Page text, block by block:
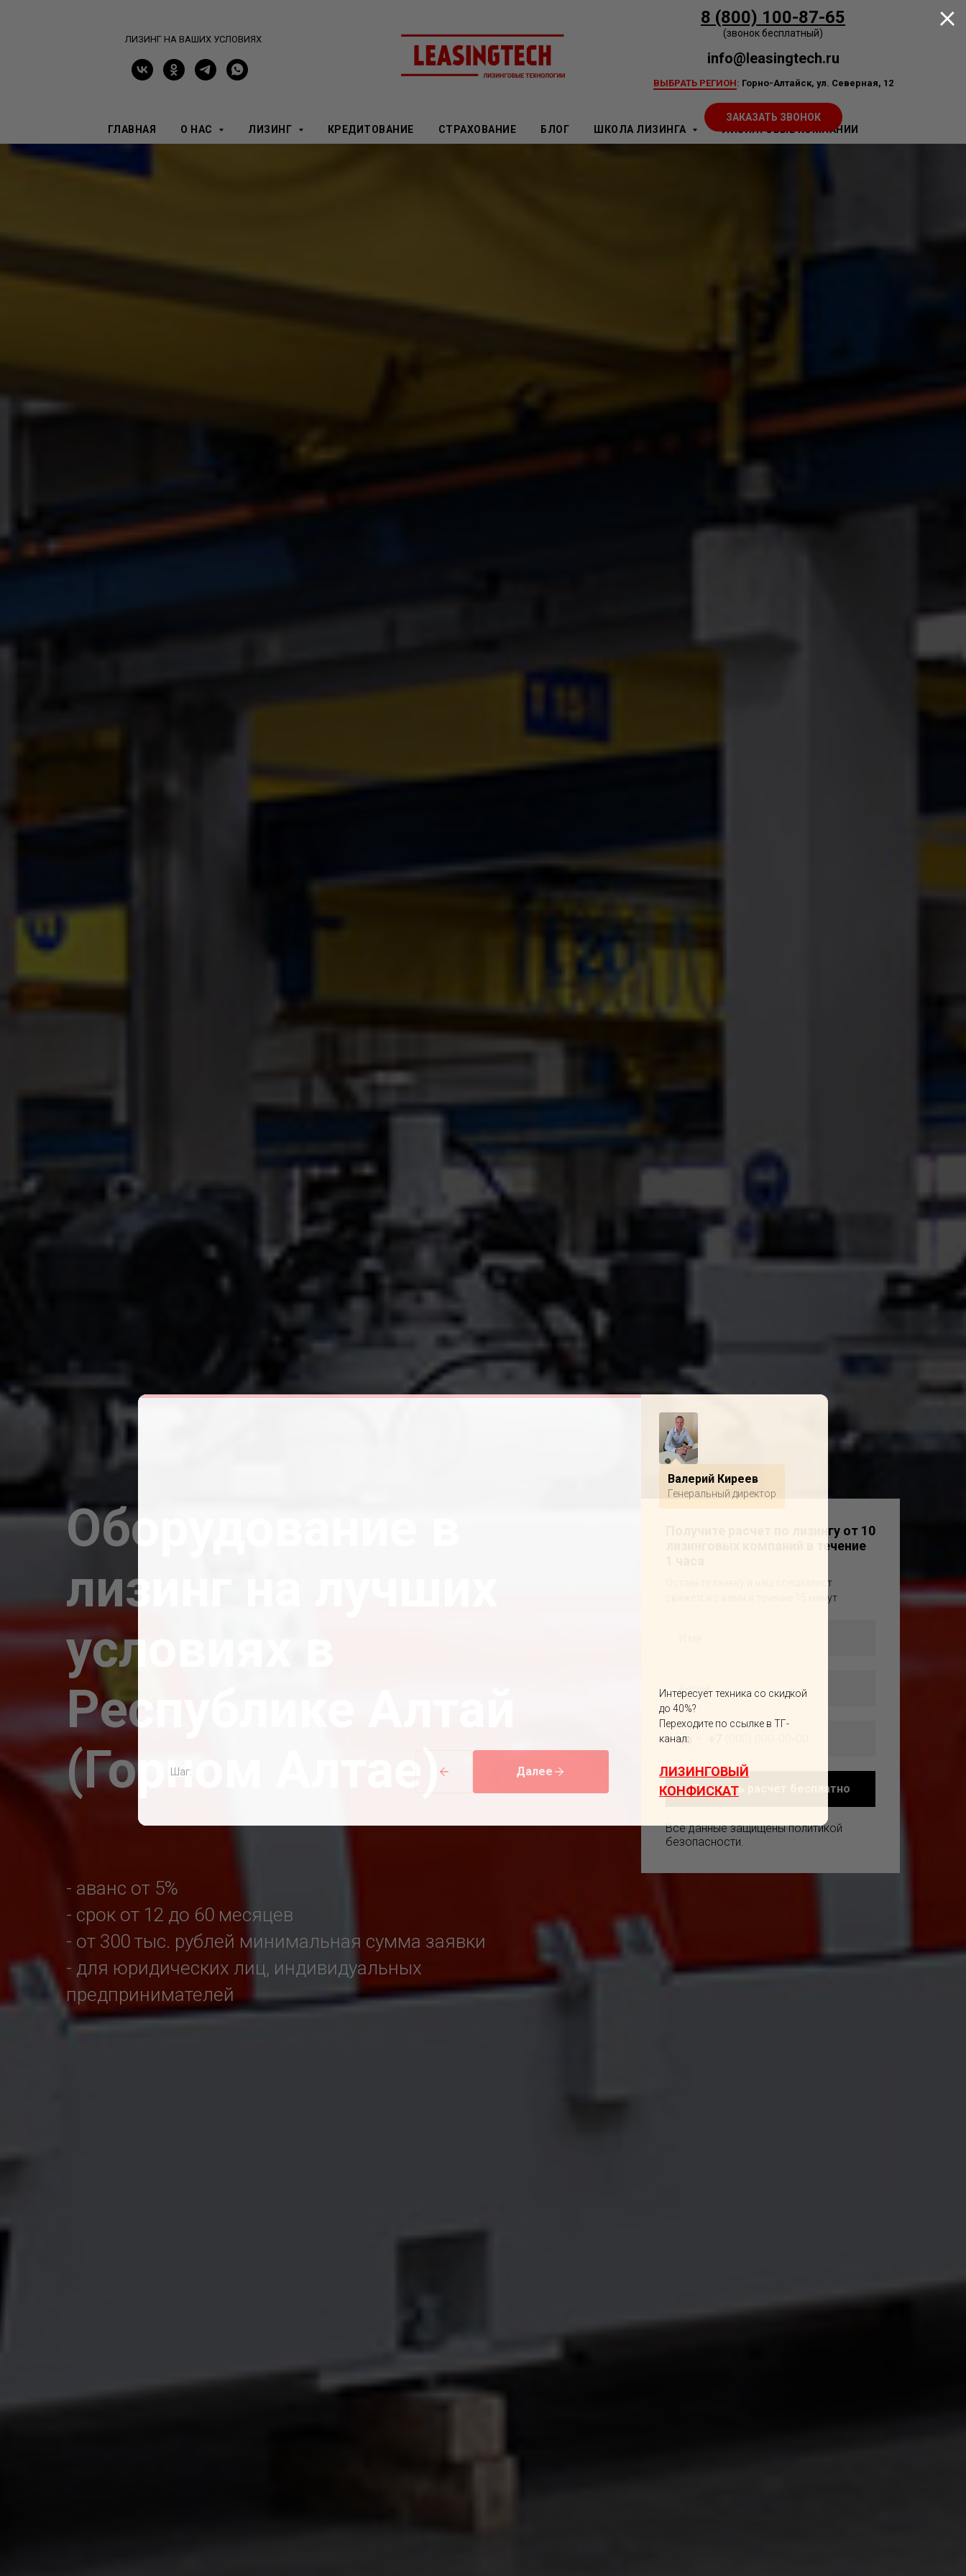
ЛИЗИНГ НА ВАШИХ УСЛОВИЯХ
8 (800) 100-87-65
(звонок бесплатный)
info@leasingtech.ru
ВЫБРАТЬ РЕГИОН: Горно-Алтайск, ул. Северная, 12
ЗАКАЗАТЬ ЗВОНОК
ГЛАВНАЯ
О НАС ЛИЗИНГ КРЕДИТОВАНИЕ СТРАХОВАНИЕ БЛОГ ШКОЛА ЛИЗИНГА ЛИЗИНГОВЫЕ КОМПАНИИ
Оборудование в
лизинг на лучших
условиях в
Республике Алтай
(Горном Алтае)
- аванс от 5%
- срок от 12 до 60 месяцев
- от 300 тыс. рублей минимальная сумма заявки
- для юридических лиц, индивидуальных
предпринимателей
Получите расчет по лизингу от 10
лизинговых компаний в течение
Оставьте заявку и наш специалист
свяжется с вами в течение 15 минут
Получить расчет бесплатно
Все данные защищены политикой
безопасности.
Валерий Киреев
Генеральный директор
Интересует техника со скидкой
до 40%?
Переходите по ссылке в ТГ-
канал:
ЛИЗИНГОВЫЙ
КОНФИСКАТ
Шаг: Далее